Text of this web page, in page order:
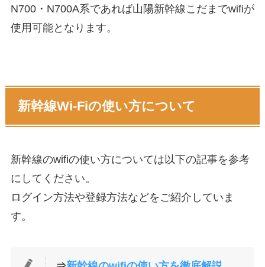
N700・N700A系であれば山陽新幹線こだまでwifiが
使用可能となります。
新幹線Wi-Fiの使い方について
新幹線のwifiの使い方については以下の記事を参考
にしてください。
ログイン方法や登録方法などをご紹介していま
す。